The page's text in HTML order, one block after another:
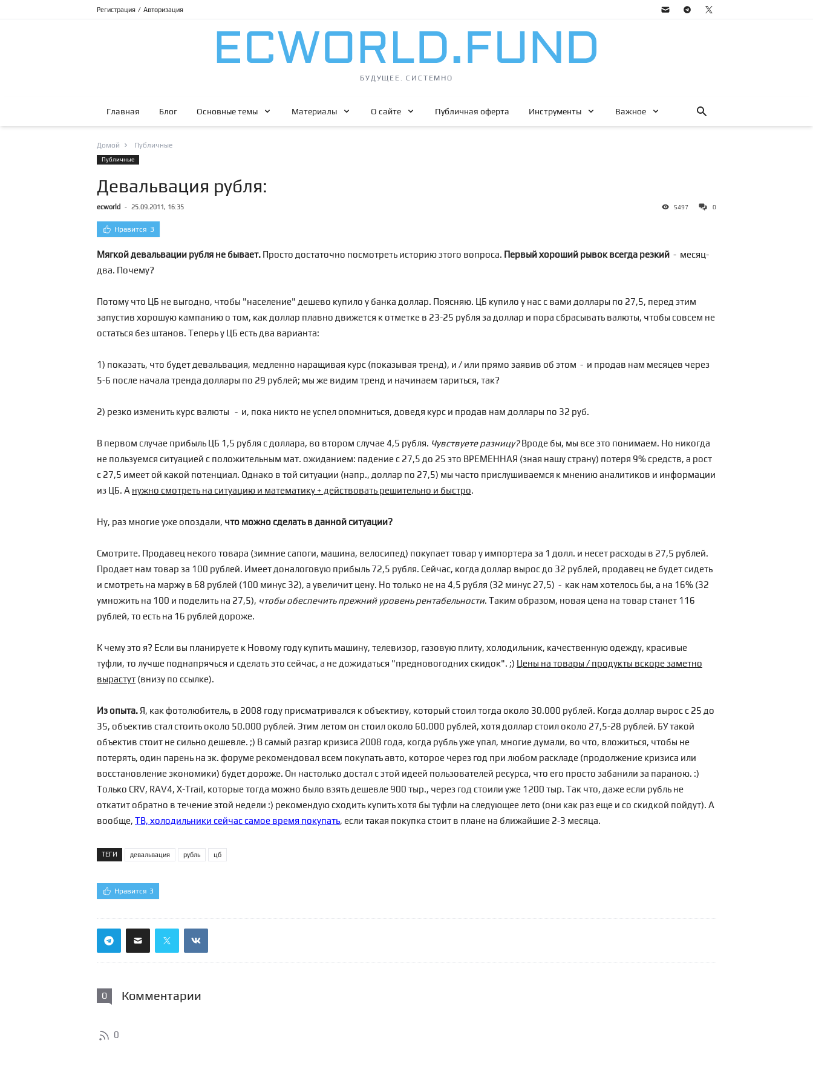
Регистрация / Авторизация
БУДУЩЕЕ. СИСТЕМНО
Главная Блог Основные темы Материалы О сайте Публичная оферта Инструменты Важное
Домой Публичные
Публичные
Девальвация рубля:
ecworld - 25.09.2011, 16:35 5497 0
Нравится 3
Мягкой девальвации рубля не бывает. Просто достаточно посмотреть историю этого вопроса. Первый хороший рывок всегда резкий - месяц-
два. Почему?
Потому что ЦБ не выгодно, чтобы "население" дешево купило у банка доллар. Поясняю. ЦБ купило у нас с вами доллары по 27,5, перед этим
запустив хорошую кампанию о том, как доллар плавно движется к отметке в 23-25 рубля за доллар и пора сбрасывать валюты, чтобы совсем не
остаться без штанов. Теперь у ЦБ есть два варианта:
1) показать, что будет девальвация, медленно наращивая курс (показывая тренд), и / или прямо заявив об этом - и продав нам месяцев через
5-6 после начала тренда доллары по 29 рублей; мы же видим тренд и начинаем тариться, так?
2) резко изменить курс валюты - и, пока никто не успел опомниться, доведя курс и продав нам доллары по 32 руб.
В первом случае прибыль ЦБ 1,5 рубля с доллара, во втором случае 4,5 рубля. Чувствуете разницу?Вроде бы, мы все это понимаем. Но никогда
не пользуемся ситуацией с положительным мат. ожиданием: падение с 27,5 до 25 это ВРЕМЕННАЯ (зная нашу страну) потеря 9% средств, а рост
с 27,5 имеет ой какой потенциал. Однако в той ситуации (напр., доллар по 27,5) мы часто прислушиваемся к мнению аналитиков и информации
из ЦБ. А нужно смотреть на ситуацию и математику + действовать решительно и быстро.
Ну, раз многие уже опоздали, что можно сделать в данной ситуации?
Смотрите. Продавец некого товара (зимние сапоги, машина, велосипед) покупает товар у импортера за 1 долл. и несет расходы в 27,5 рублей.
Продает нам товар за 100 рублей. Имеет доналоговую прибыль 72,5 рубля. Сейчас, когда доллар вырос до 32 рублей, продавец не будет сидеть
и смотреть на маржу в 68 рублей (100 минус 32), а увеличит цену. Но только не на 4,5 рубля (32 минус 27,5) - как нам хотелось бы, а на 16% (32
умножить на 100 и поделить на 27,5), чтобы обеспечить прежний уровень рентабельности. Таким образом, новая цена на товар станет 116
рублей, то есть на 16 рублей дороже.
К чему это я? Если вы планируете к Новому году купить машину, телевизор, газовую плиту, холодильник, качественную одежду, красивые
туфли, то лучше поднапрячься и сделать это сейчас, а не дожидаться "предновогодних скидок". ;) Цены на товары / продукты вскоре заметно
вырастут (внизу по ссылке).
Из опыта. Я, как фотолюбитель, в 2008 году присматривался к объективу, который стоил тогда около 30.000 рублей. Когда доллар вырос с 25 до
35, объектив стал стоить около 50.000 рублей. Этим летом он стоил около 60.000 рублей, хотя доллар стоил около 27,5-28 рублей. БУ такой
объектив стоит не сильно дешевле. ;) В самый разгар кризиса 2008 года, когда рубль уже упал, многие думали, во что, вложиться, чтобы не
потерять, один парень на эк. форуме рекомендовал всем покупать авто, которое через год при любом раскладе (продолжение кризиса или
восстановление экономики) будет дороже. Он настолько достал с этой идеей пользователей ресурса, что его просто забанили за параною. :)
Только CRV, RAV4, X-Trail, которые тогда можно было взять дешевле 900 тыр., через год стоили уже 1200 тыр. Так что, даже если рубль не
откатит обратно в течение этой недели :) рекомендую сходить купить хотя бы туфли на следующее лето (они как раз еще и со скидкой пойдут). А
вообще, ТВ, холодильники сейчас самое время покупать, если такая покупка стоит в плане на ближайшие 2-3 месяца.
ТЕГИ девальвация рубль цб
Нравится 3
0 Комментарии
0